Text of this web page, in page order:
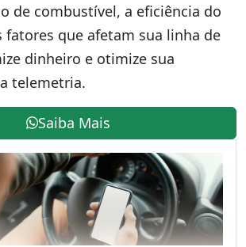
de combustível, a eficiência do
que afetam sua linha de
dinheiro e otimize sua
telemetria.
Saiba Mais